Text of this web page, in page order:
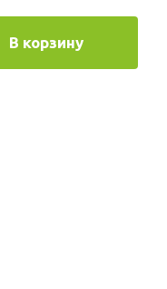
В корзину